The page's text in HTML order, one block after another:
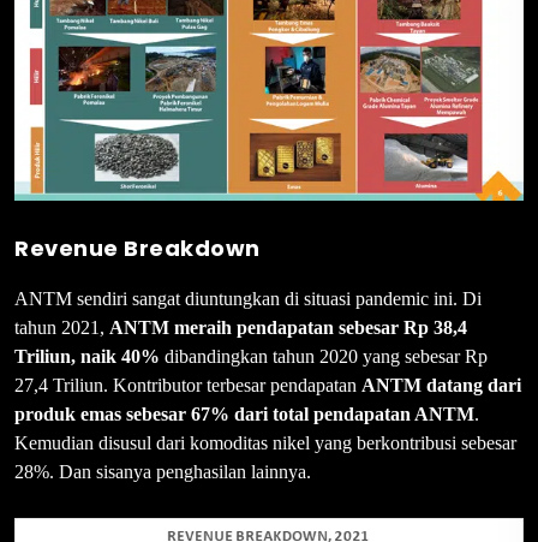
Revenue Breakdown
ANTM sendiri sangat diuntungkan di situasi pandemic ini. Di
tahun 2021, ANTM meraih pendapatan sebesar Rp 38,4
Triliun, naik 40% dibandingkan tahun 2020 yang sebesar Rp
27,4 Triliun. Kontributor terbesar pendapatan ANTM datang dari
produk emas sebesar 67% dari total pendapatan ANTM.
Kemudian disusul dari komoditas nikel yang berkontribusi sebesar
28%. Dan sisanya penghasilan lainnya.